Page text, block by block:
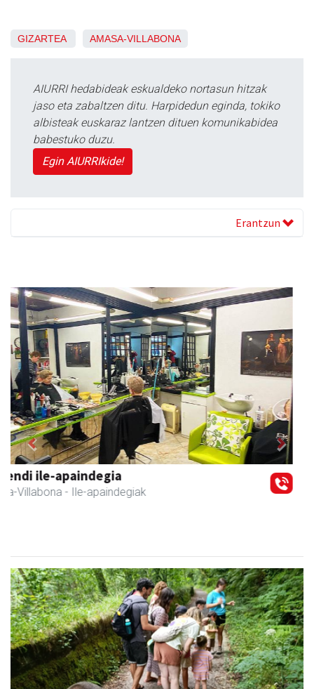
GIZARTEA AMASA-VILLABONA
AIURRI hedabideak eskualdeko nortasun hitzak
jaso eta zabaltzen ditu. Harpidedun eginda, tokiko
albisteak euskaraz lantzen dituen komunikabidea
babestuko duzu.
Egin AIURRIkide!
Erantzun
Amane
Amasa-Villabona - Arropa-dendak
Previous Next